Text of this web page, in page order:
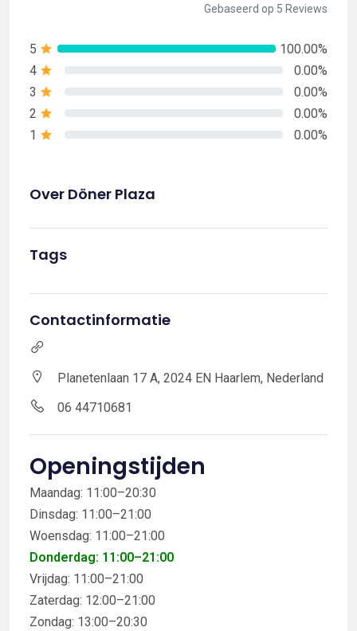
Gebaseerd op 5 Reviews
5
100.00%
4
0.00%
3
0.00%
2
0.00%
1
0.00%
Over Döner Plaza
Tags
Contactinformatie
Planetenlaan 17 A, 2024 EN Haarlem, Nederland
06 44710681
Openingstijden
Maandag: 11:00–20:30
Dinsdag: 11:00–21:00
Woensdag: 11:00–21:00
Donderdag: 11:00–21:00
Vrijdag: 11:00–21:00
Zaterdag: 12:00–21:00
Zondag: 13:00–20:30